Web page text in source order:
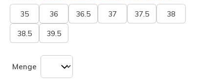
35 36 36.5 37 37.5 38
38.5 39.5
Menge